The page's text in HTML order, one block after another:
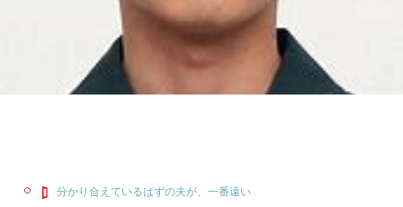
分かり合えているはずの夫が、一番遠い